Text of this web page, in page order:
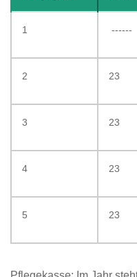
1 ------
2 23
3 23
4 23
5 23